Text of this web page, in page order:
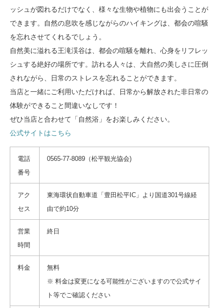
ッシュが図れるだけでなく、様々な生物や植物にも出会うことが
できます。自然の息吹を感じながらのハイキングは、都会の喧騒
を忘れさせてくれるでしょう。
自然美に溢れる王滝渓谷は、都会の喧騒を離れ、心身をリフレッ
シュする絶好の場所です。訪れる人々は、大自然の美しさに圧倒
されながら、日常のストレスを忘れることができます。
当店と一緒にご利用いただければ、日常から解放された非日常の
体験ができること間違いなしです！
ぜひ当店と合わせて「自然浴」をお楽しみください。
公式サイトはこちら
電話
番号
0565-77-8089（松平観光協会)
アク
セス
東海環状自動車道「豊田松平IC」より国道301号線経
由で約10分
営業
時間
終日
料金
無料
※ 料金は変更になる可能性がございますので公式サイ
ト等でご確認ください